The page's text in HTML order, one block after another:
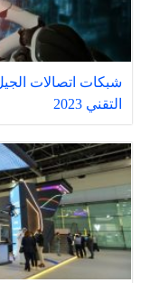
شبكات اتصالات
التقني 2023